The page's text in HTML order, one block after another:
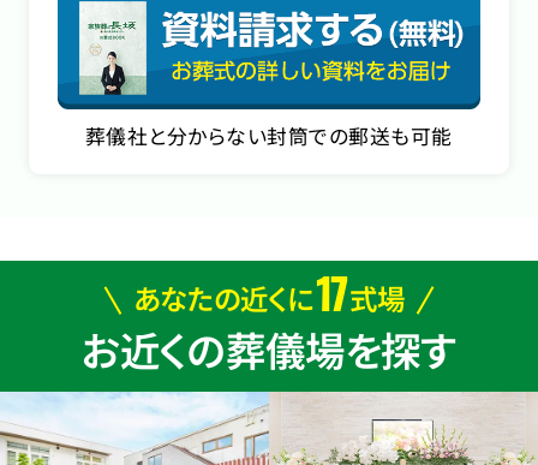
葬儀社と分からない封筒での郵送も可能
あなたの近くに17式場
お近くの葬儀場を探す